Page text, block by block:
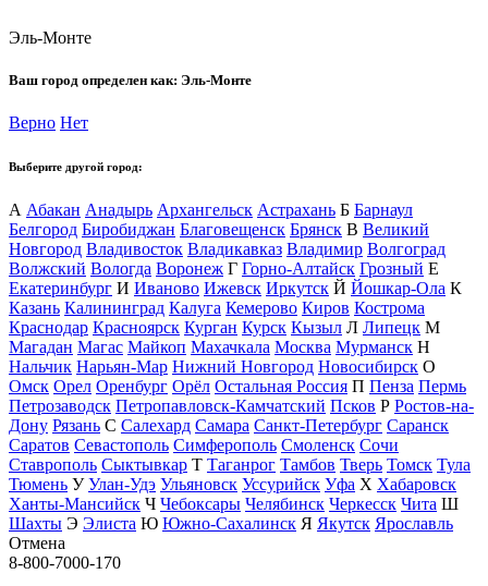
Эль-Монте
Ваш город определен как: Эль-Монте
Верно Нет
Выберите другой город:
А Абакан Анадырь Архангельск Астрахань Б Барнаул
Белгород Биробиджан Благовещенск Брянск В Великий
Новгород Владивосток Владикавказ Владимир Волгоград
Волжский Вологда Воронеж Г Горно-Алтайск Грозный Е
Екатеринбург И Иваново Ижевск Иркутск Й Йошкар-Ола К
Казань Калининград Калуга Кемерово Киров Кострома
Краснодар Красноярск Курган Курск Кызыл Л Липецк М
Магадан Магас Майкоп Махачкала Москва Мурманск Н
Нальчик Нарьян-Мар Нижний Новгород Новосибирск О
Омск Орел Оренбург Орёл Остальная Россия П Пенза Пермь
Петрозаводск Петропавловск-Камчатский Псков Р Ростов-на-
Дону Рязань С Салехард Самара Санкт-Петербург Саранск
Саратов Севастополь Симферополь Смоленск Сочи
Ставрополь Сыктывкар Т Таганрог Тамбов Тверь Томск Тула
Тюмень У Улан-Удэ Ульяновск Уссурийск Уфа Х Хабаровск
Ханты-Мансийск Ч Чебоксары Челябинск Черкесск Чита Ш
Шахты Э Элиста Ю Южно-Сахалинск Я Якутск Ярославль
Отмена
8-800-7000-170